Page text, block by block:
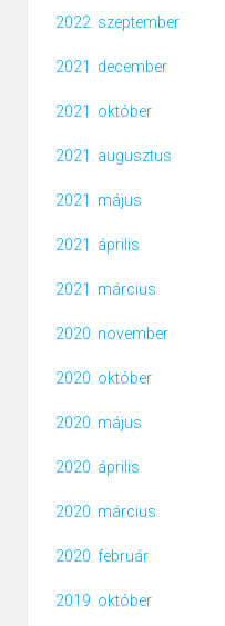
2022. szeptember
2021. december
2021. október
2021. augusztus
2021. május
2021. április
2021. március
2020. november
2020. október
2020. május
2020. április
2020. március
2020. február
2019. október